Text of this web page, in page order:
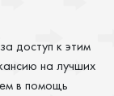
доступ к этим
на лучших
в помощь